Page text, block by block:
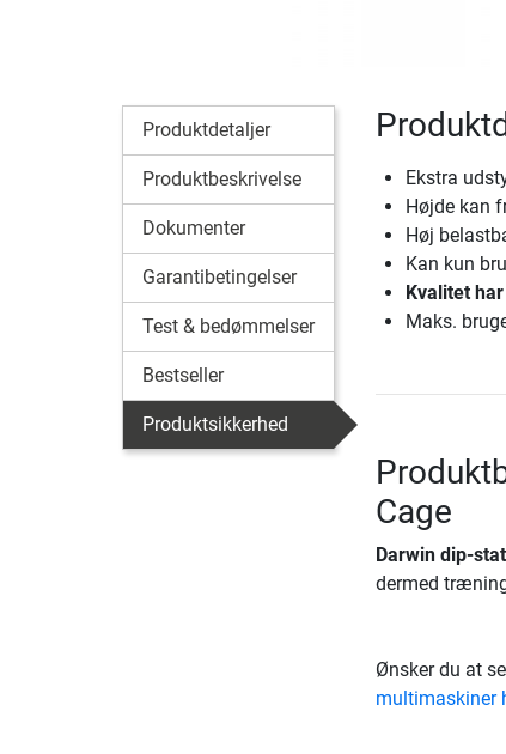
Produktdetaljer
Produktbeskrivelse
Dokumenter
Garantibetingelser
Test & bedømmelser
Bestseller
Produktsikkerhed
Ekstra
Højde kan
Høj
Kan kun
Kvalitet
Maks.
Cage
Darwin dip-
dermed
Ønsker du at
multimaskiner